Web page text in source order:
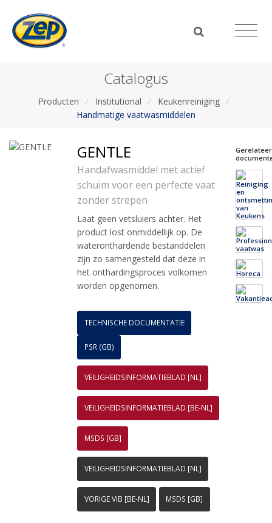
Catalogus
Producten / Institutional / Keukenreiniging /
Handmatige vaatwasmiddelen
GENTLE
Handafwasmiddel met actief
schuim voor een perfecte vaat
zonder strepen
Laat geen vetsluiers achter. Het
product lost onmiddellijk op. De
wateronthardende bestanddelen
zijn zo samengesteld dat deze in
het onthardingsproces volkomen
worden opgenomen.
TECHNISCHE DOCUMENTATIE
PSR (GB)
VEILIGHEIDSINFORMATIEBLAD [NL]
VEILIGHEIDSINFORMATIEBLAD [BE-NL]
MSDS [GB]
VEILIGHEIDSINFORMATIEBLAD [NL]
VORIGE VIB [BE-NL] MSDS [GB]